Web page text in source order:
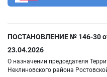
ПОСТАНОВЛЕНИЕ № 146-30
23.04.2026
О назначении председателя
Неклиновского района